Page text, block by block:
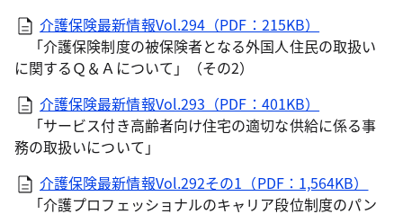
介護保険最新情報Vol.294（PDF：215KB）
「介護保険制度の被保険者となる外国人住民の取扱い
に関するＱ＆Ａについて」（その2）
介護保険最新情報Vol.293（PDF：401KB）
「サービス付き高齢者向け住宅の適切な供給に係る事
務の取扱いについて」
介護保険最新情報Vol.292その1（PDF：1,564KB）
「介護プロフェッショナルのキャリア段位制度のパン